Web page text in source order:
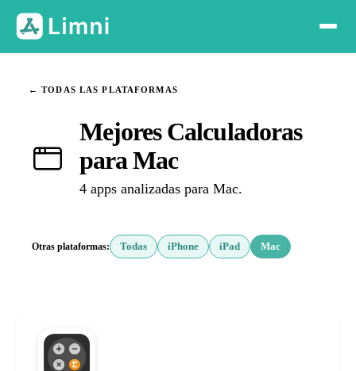
← TODAS LAS PLATAFORMAS
Mejores Calculadoras
para Mac
4 apps analizadas para Mac.
Otras plataformas: Todas iPhone iPad Mac